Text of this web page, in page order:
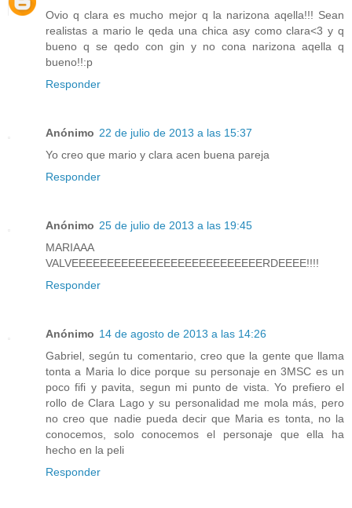
Ovio q clara es mucho mejor q la narizona aqella!!! Sean
realistas a mario le qeda una chica asy como clara<3 y q
bueno q se qedo con gin y no cona narizona aqella q
bueno!!:p
Responder
Anónimo 22 de julio de 2013 a las 15:37
Yo creo que mario y clara acen buena pareja
Responder
Anónimo 25 de julio de 2013 a las 19:45
MARIAAA
VALVEEEEEEEEEEEEEEEEEEEEEEEEEEERDEEEE!!!!
Responder
Anónimo 14 de agosto de 2013 a las 14:26
Gabriel, según tu comentario, creo que la gente que llama
tonta a Maria lo dice porque su personaje en 3MSC es un
poco fifi y pavita, segun mi punto de vista. Yo prefiero el
rollo de Clara Lago y su personalidad me mola más, pero
no creo que nadie pueda decir que Maria es tonta, no la
conocemos, solo conocemos el personaje que ella ha
hecho en la peli
Responder